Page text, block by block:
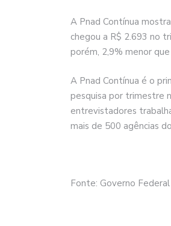
A Pnad Contínua
chegou a R$ 2.693 no
porém, 2,9% menor
A Pnad Contínua é o
pesquisa por trimestre
entrevistadores
mais de 500 agências
Fonte: Governo Federal